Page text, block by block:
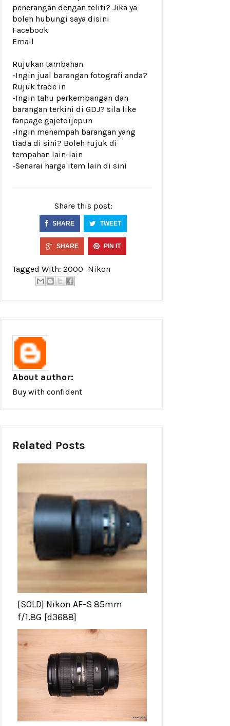
penerangan dengan teliti? Jika ya
boleh hubungi saya disini
Facebook
Email
Rujukan tambahan
-Ingin jual barangan fotografi anda?
Rujuk trade in
-Ingin tahu perkembangan dan
barangan terkini di GDJ? sila like
fanpage gajetdijepun
-Ingin menempah barangan yang
tiada di sini? Boleh rujuk di
tempahan lain-lain
-Senarai harga item lain di sini
Share this post:
SHARE TWEET
SHARE PIN IT
Tagged With: 2000 Nikon
About author:
Buy with confident
Related Posts
[SOLD] Nikon AF-S 85mm
f/1.8G [d3688]